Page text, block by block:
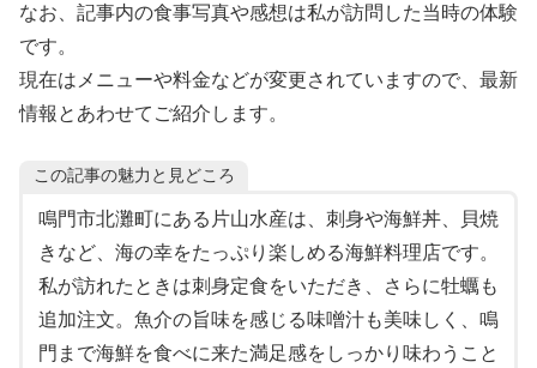
なお、記事内の食事写真や感想は私が訪問した当時の体験
です。
現在はメニューや料金などが変更されていますので、最新
情報とあわせてご紹介します。
この記事の魅力と見どころ
鳴門市北灘町にある片山水産は、刺身や海鮮丼、貝焼
きなど、海の幸をたっぷり楽しめる海鮮料理店です。
私が訪れたときは刺身定食をいただき、さらに牡蠣も
追加注文。魚介の旨味を感じる味噌汁も美味しく、鳴
門まで海鮮を食べに来た満足感をしっかり味わうこと